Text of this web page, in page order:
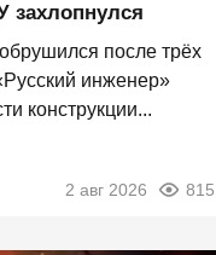
захлопнулся
после трёх
инженер»
конструкции...
2 авг 2026 815